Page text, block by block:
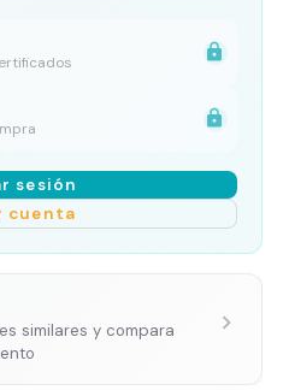
lock
lock
sesión
cuenta
similares y compara
chevron_right